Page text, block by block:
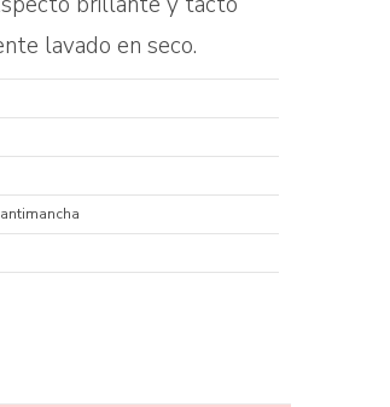
lavado en seco.